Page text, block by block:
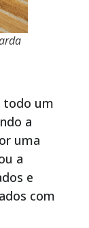
todo um
a
uma
a
e
com